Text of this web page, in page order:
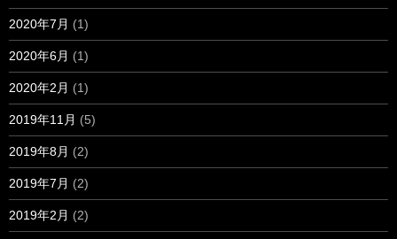
2020年7月 (1)
2020年6月 (1)
2020年2月 (1)
2019年11月 (5)
2019年8月 (2)
2019年7月 (2)
2019年2月 (2)